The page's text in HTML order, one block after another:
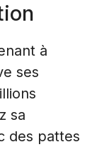
à
ses
sa
des pattes